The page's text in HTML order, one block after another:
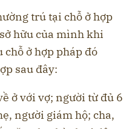
trú tại chỗ ở hợp
hữu của mình khi
chỗ ở hợp pháp đó
sau đây:
ở với vợ; người từ đủ 6
người giám hộ; cha,